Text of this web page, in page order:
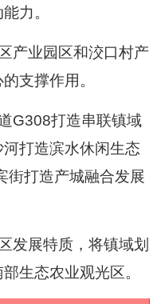
力。
产业园区和洨口村产
支撑作用。
G308打造串联镇域
打造滨水休闲生态
街打造产城融合发展
发展特质，将镇域划
生态农业观光区。